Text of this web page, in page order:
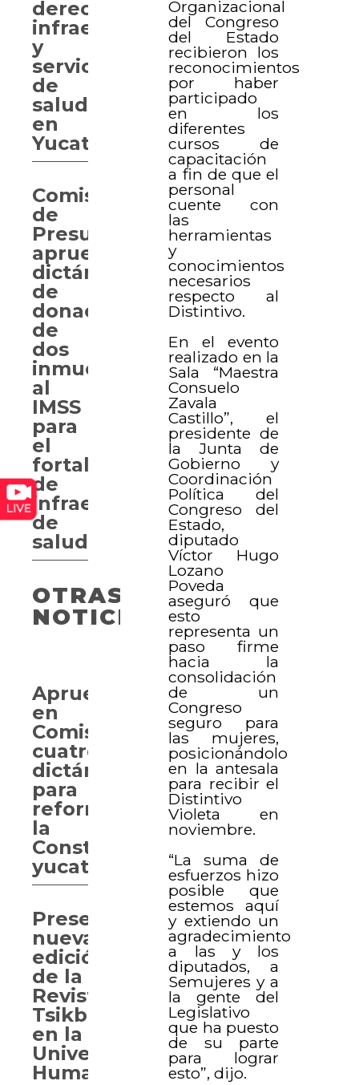
Organizacional
del Congreso
del Estado
recibieron los
reconocimientos
por haber
participado
en los
diferentes
cursos de
capacitación
a fin de que el
personal
cuente con
las
herramientas
y
conocimientos
necesarios
respecto al
Distintivo.
En el evento
realizado en la
Sala “Maestra
Consuelo
Zavala
Castillo”, el
presidente de
la Junta de
Gobierno y
Coordinación
Política del
Congreso del
Estado,
diputado
Víctor Hugo
Lozano
Poveda
aseguró que
esto
representa un
paso firme
hacia la
consolidación
de un
Congreso
seguro para
las mujeres,
posicionándolo
en la antesala
para recibir el
Distintivo
Violeta en
noviembre.
“La suma de
esfuerzos hizo
posible que
estemos aquí
y extiendo un
agradecimiento
a las y los
diputados, a
Semujeres y a
la gente del
Legislativo
que ha puesto
de su parte
para lograr
esto”, dijo.
derechos,
infraestructura
y
servicios
de
salud
en
Yucatán
Comisión
de
Presupuesto
aprueba
dictámenes
de
donación
de
dos
inmuebles
al
IMSS
para
el
fortalecimiento
de
infraestructura
de
salud
OTRAS
NOTICIAS
Aprueban
en
Comisión
cuatro
dictámenes
para
reformar
la
Constitución
yucateca
Presentan
nueva
edición
de la
Revista
Tsikbal
en la
Universidad
Humanitas